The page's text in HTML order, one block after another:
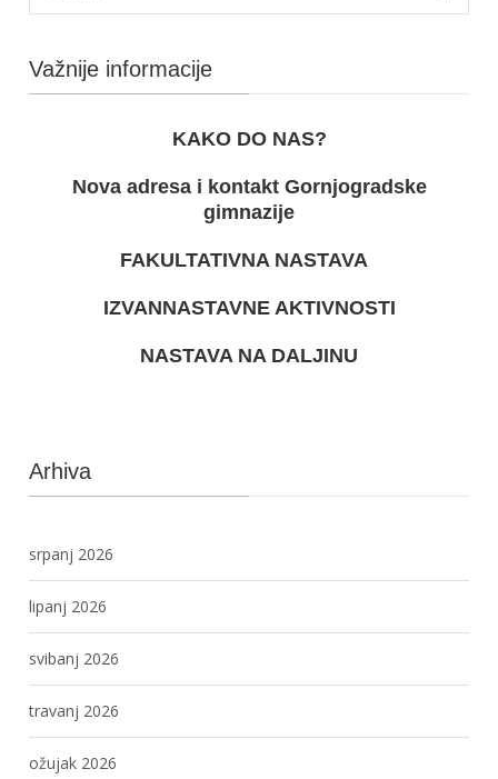
Važnije informacije
KAKO DO NAS?
Nova adresa i kontakt Gornjogradske
gimnazije
FAKULTATIVNA NASTAVA
IZVANNASTAVNE AKTIVNOSTI
NASTAVA NA DALJINU
Arhiva
srpanj 2026
lipanj 2026
svibanj 2026
travanj 2026
ožujak 2026